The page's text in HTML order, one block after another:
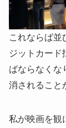
これならば並
ジットカード
ばならなくな
消されること
私が映画を観